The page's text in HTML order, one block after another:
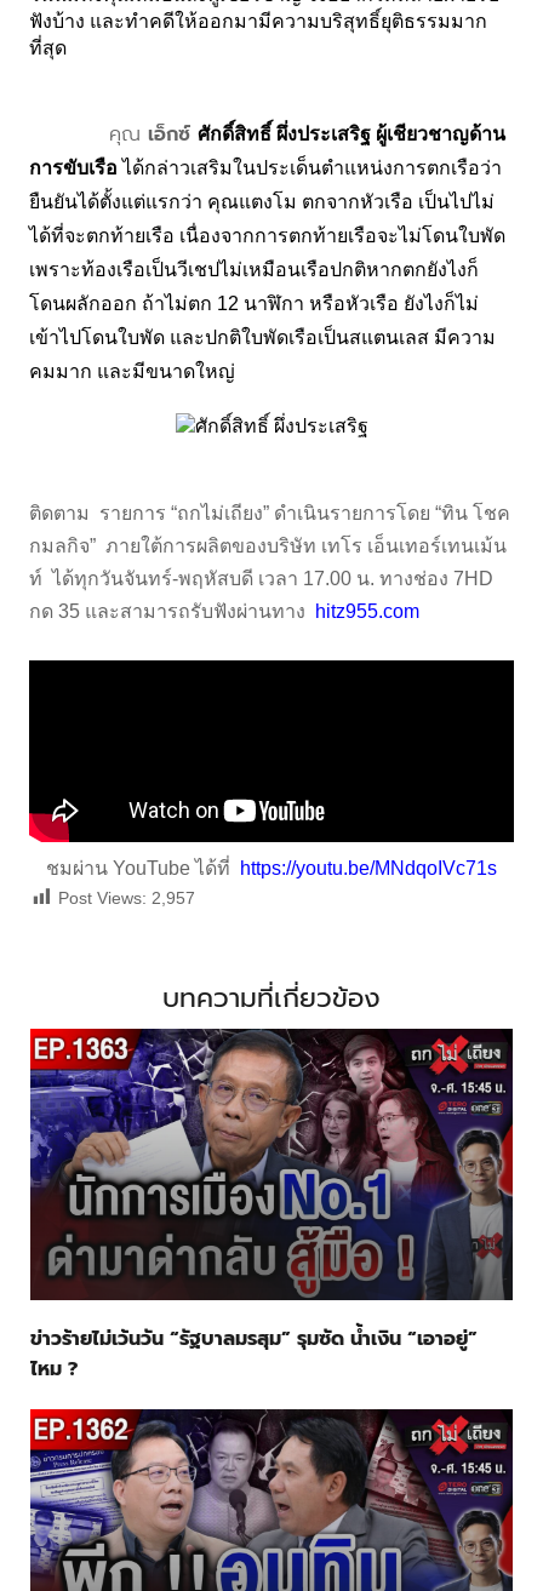
ฟังบ้าง และทำคดีให้ออกมามีความบริสุทธิ์ยุติธรรมมาก
ที่สุด
คุณ เอ็กซ์ ศักดิ์สิทธิ์ ผึ่งประเสริฐ ผู้เชียวชาญด้าน
การขับเรือ
ยืนยันได้ตั้งแต่แรกว่า คุณแตงโม ตกจากหัวเรือ เป็นไปไม่
ได้ที่จะตกท้ายเรือ เนื่องจากการตกท้ายเรือจะไม่โดนใบพัด
เพราะท้องเรือเป็นวีเชปไม่เหมือนเรือปกติหากตกยังไงก็
โดนผลักออก ถ้าไม่ตก 12 นาฬิกา หรือหัวเรือ ยังไงก็ไม่
เข้าไปโดนใบพัด และปกติใบพัดเรือเป็นสแตนเลส มีความ
คมมาก และมีขนาดใหญ่
ติดตาม รายการ “ถกไม่เถียง” ดำเนินรายการโดย “ทิน โชค
กมลกิจ” ภายใต้การผลิตของบริษัท เทโร เอ็นเทอร์เทนเม้น
ท์ ได้ทุกวันจันทร์-พฤหัสบดี เวลา 17.00 น. ทางช่อง 7HD
กด 35 และสามารถรับฟังผ่านทาง
hitz955.com
ชมผ่าน YouTube ได้ที่ https://youtu.be/MNdqoIVc71s
Post Views: 2,957
บทความที่เกี่ยวข้อง
ข่าวร้ายไม่เว้นวัน “รัฐบาลมรสุม” รุมซัด น้ำเงิน “เอาอยู่”
ไหม ?